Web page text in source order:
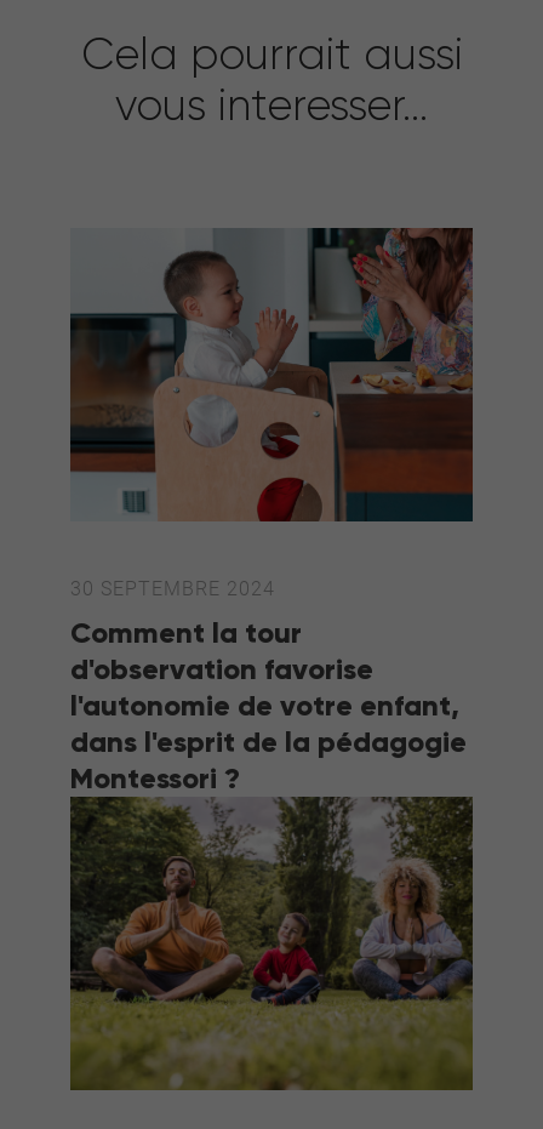
Cela pourrait aussi
vous interesser...
30 SEPTEMBRE 2024
Comment la tour
d'observation favorise
l'autonomie de votre enfant,
dans l'esprit de la pédagogie
Montessori ?